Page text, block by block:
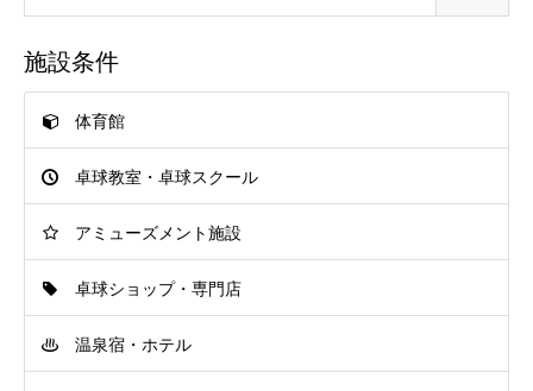
施設条件
体育館
卓球教室・卓球スクール
アミューズメント施設
卓球ショップ・専門店
温泉宿・ホテル